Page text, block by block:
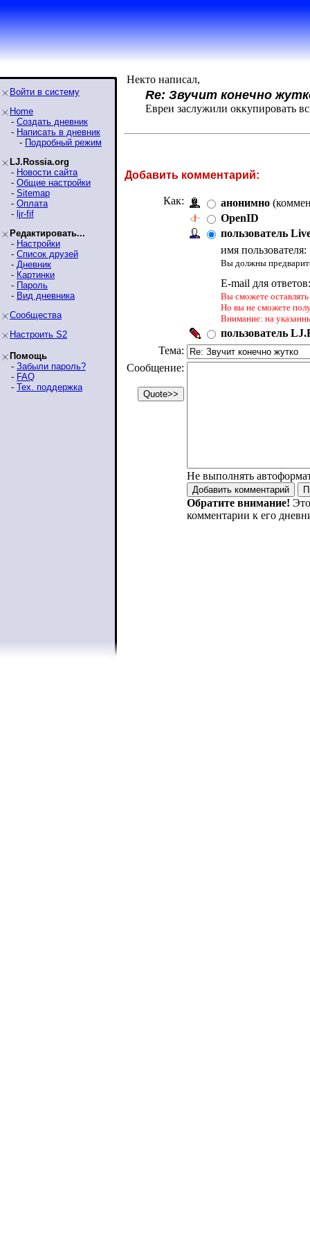
Войти в систему
Home
- Создать дневник
- Написать в дневник
- Подробный режим
LJ.Rossia.org
- Новости сайта
- Общие настройки
- Sitemap
- Оплата
- ljr-fif
Редактировать...
- Настройки
- Список друзей
- Дневник
- Картинки
- Пароль
- Вид дневника
Сообщества
Настроить S2
Помощь
- Забыли пароль?
- FAQ
- Тех. поддержка
Некто написал,
Re: Звучит конечно
Евреи заслужили оккупировать
Добавить комментарий:
Как: анонимно
OpenID
пользователь
имя пользователя:
Вы должны
E-mail для
Вы сможете
Но вы не сможете
Внимание: на
пользователь
Тема:
Сообщение:
Не выполнять
Обратите внимание!
комментарии к его